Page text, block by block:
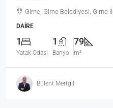
Girne, Girne Belediyesi, Girne
DAIRE
1
Yatak Odası
1
Banyo
79
m²
Bülent Mertgil